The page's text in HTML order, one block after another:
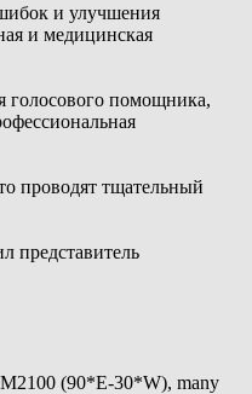
и улучшения
и медицинская
голосового помощника,
проводят тщательный
представитель
(90*E-30*W), many